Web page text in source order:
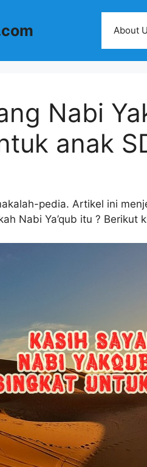
About
Nabi
anak
pedia. Artikel ini
Nabi Ya’qub itu ? Berikut